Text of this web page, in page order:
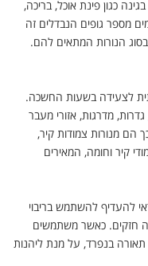
כגון פינת אוכל, בריכה,
מספר גופים הנבדלים זה
הנורות המתאים להם.
לצעידה בשעות החשכה.
מדרגות, אזורי מעבר
הם מנורות צמודות קיר,
קיר וחומה, המאירים
להעדיף להשתמש בריבוי
חזקים. כאשר משתמשים
בנפרד, על מנת ליהנות